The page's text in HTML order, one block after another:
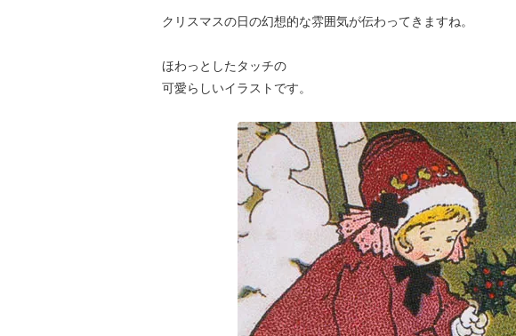
クリスマスの日の幻想的な雰囲気が伝わってきますね。
ほわっとしたタッチの
可愛らしいイラストです。